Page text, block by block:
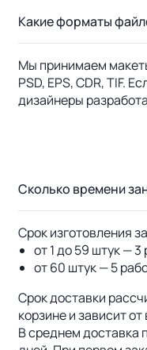
Какие форматы
Мы принимаем
PSD, EPS, CDR, TIF.
дизайнеры
Сколько времени
Срок изготовления
от 1 до 59 штук — 3
от 60 штук — 5
Срок доставки
корзине и зависит
В среднем доставка